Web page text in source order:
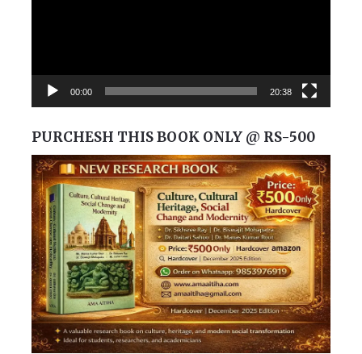
00:00 20:38
PURCHESH THIS BOOK ONLY @ RS-500